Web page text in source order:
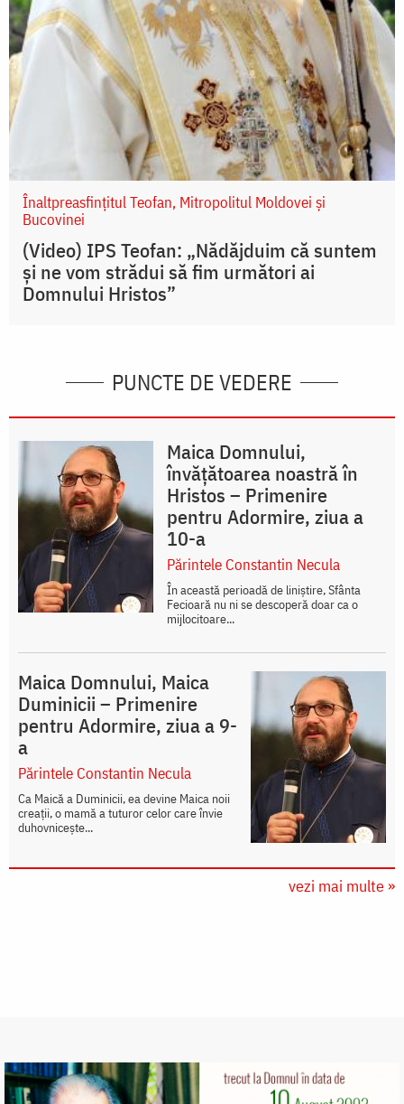
Înaltpreasfințitul Teofan, Mitropolitul Moldovei și
Bucovinei
(Video) IPS Teofan: „Nădăjduim că suntem
și ne vom strădui să fim următori ai
Domnului Hristos”
PUNCTE DE VEDERE
Maica Domnului,
învățătoarea noastră în
Hristos – Primenire
pentru Adormire, ziua a
10-a
Părintele Constantin Necula
În această perioadă de liniștire, Sfânta
Fecioară nu ni se descoperă doar ca o
mijlocitoare...
Maica Domnului, Maica
Duminicii – Primenire
pentru Adormire, ziua a 9-
a
Părintele Constantin Necula
Ca Maică a Duminicii, ea devine Maica noii
creații, o mamă a tuturor celor care învie
duhovnicește...
vezi mai multe »